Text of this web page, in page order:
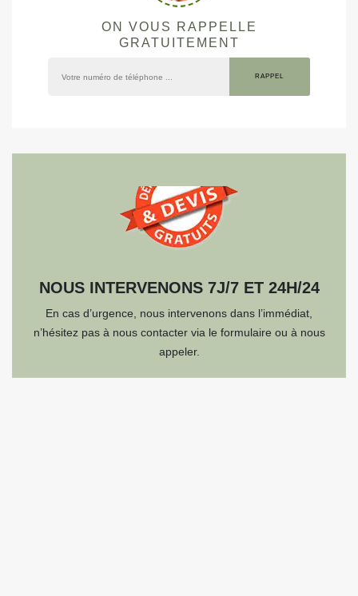
ON VOUS RAPPELLE
GRATUITEMENT
NOUS INTERVENONS 7J/7 ET 24H/24
En cas d’urgence, nous intervenons dans l’immédiat,
n’hésitez pas à nous contacter via le formulaire ou à nous
appeler.